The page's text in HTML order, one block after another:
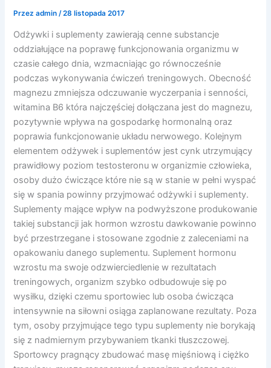
Przezadmin/28 listopada 2017
Odżywki i suplementy zawierają cenne substancje
oddziałujące na poprawę funkcjonowania organizmu w
czasie całego dnia, wzmacniając go równocześnie
podczas wykonywania ćwiczeń treningowych. Obecność
magnezu zmniejsza odczuwanie wyczerpania i senności,
witamina B6 która najczęściej dołączana jest do magnezu,
pozytywnie wpływa na gospodarkę hormonalną oraz
poprawia funkcjonowanie układu nerwowego. Kolejnym
elementem odżywek i suplementów jest cynk utrzymujący
prawidłowy poziom testosteronu w organizmie człowieka,
osoby dużo ćwiczące które nie są w stanie w pełni wyspać
się w spania powinny przyjmować odżywki i suplementy.
Suplementy mające wpływ na podwyższone produkowanie
takiej substancji jak hormon wzrostu dawkowanie powinno
być przestrzegane i stosowane zgodnie z zaleceniami na
opakowaniu danego suplementu. Suplement hormonu
wzrostu ma swoje odzwierciedlenie w rezultatach
treningowych, organizm szybko odbudowuje się po
wysiłku, dzięki czemu sportowiec lub osoba ćwicząca
intensywnie na siłowni osiąga zaplanowane rezultaty. Poza
tym, osoby przyjmujące tego typu suplementy nie borykają
się z nadmiernym przybywaniem tkanki tłuszczowej.
Sportowcy pragnący zbudować masę mięśniową i ciężko